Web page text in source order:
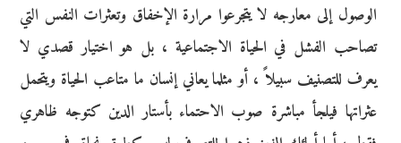
الوصول إلى معارجه لا يتجرعوا مرارة الإخفاق وتعثرات النفس التي
تصاحب الفشل في الحياة الاجتماعية ، بل هو اختيار قصدي لا
يعرف للتصنيف سبيلاً ، أو مثلما يعاني إنسان ما متاعب الحياة ويتحمل
عثراتها فيلجأ مباشرة صوب الاحتماء بأستار الدين كتوجه ظاهري